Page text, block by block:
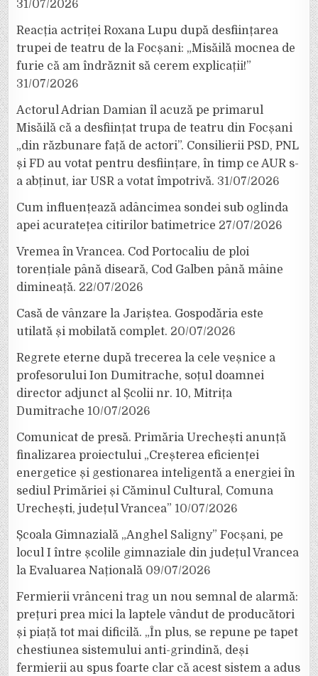
31/07/2026
Reacția actriței Roxana Lupu după desființarea
trupei de teatru de la Focșani: „Misăilă mocnea de
furie că am îndrăznit să cerem explicații!”
31/07/2026
Actorul Adrian Damian îl acuză pe primarul
Misăilă că a desființat trupa de teatru din Focșani
„din răzbunare față de actori”. Consilierii PSD, PNL
și FD au votat pentru desființare, în timp ce AUR s-
a abținut, iar USR a votat împotrivă. 31/07/2026
Cum influențează adâncimea sondei sub oglinda
apei acuratețea citirilor batimetrice 27/07/2026
Vremea în Vrancea. Cod Portocaliu de ploi
torențiale până diseară, Cod Galben până mâine
dimineață. 22/07/2026
Casă de vânzare la Jariștea. Gospodăria este
utilată și mobilată complet. 20/07/2026
Regrete eterne după trecerea la cele veșnice a
profesorului Ion Dumitrache, soțul doamnei
director adjunct al Școlii nr. 10, Mitrița
Dumitrache 10/07/2026
Comunicat de presă. Primăria Urechești anunță
finalizarea proiectului „Creșterea eficienței
energetice și gestionarea inteligentă a energiei în
sediul Primăriei și Căminul Cultural, Comuna
Urechești, județul Vrancea” 10/07/2026
Școala Gimnazială „Anghel Saligny” Focșani, pe
locul I între școlile gimnaziale din județul Vrancea
la Evaluarea Națională 09/07/2026
Fermierii vrânceni trag un nou semnal de alarmă:
prețuri prea mici la laptele vândut de producători
și piață tot mai dificilă. „În plus, se repune pe tapet
chestiunea sistemului anti-grindină, deși
fermierii au spus foarte clar că acest sistem a adus